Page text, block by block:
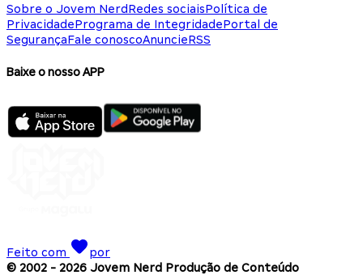
Sobre o Jovem NerdRedes sociaisPolítica de
PrivacidadePrograma de IntegridadePortal de
SegurançaFale conoscoAnuncieRSS
Baixe o nosso APP
Feito com
por
© 2002 - 2026 Jovem Nerd Produção de Conteúdo